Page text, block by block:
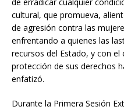
de erradicar cualquier
cultural, que promueva,
de agresión contra las
enfrentando a quienes las
recursos del Estado, y con
protección de sus derechos
enfatizó.
Durante la Primera Sesión